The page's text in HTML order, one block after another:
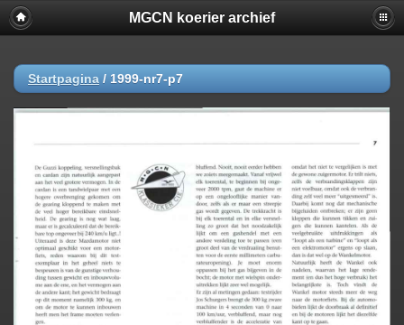
MGCN koerier archief
Startpagina / 1999-nr7-p7